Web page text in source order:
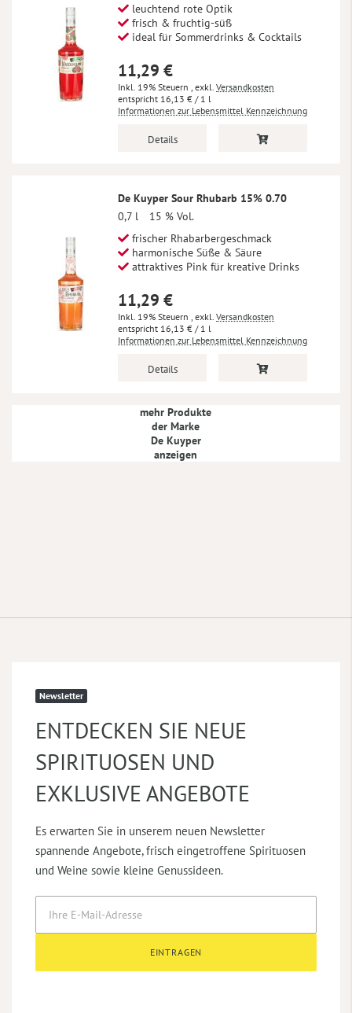
leuchtend rote Optik
frisch & fruchtig-süß
ideal für Sommerdrinks & Cocktails
11,29 €
Inkl. 19% Steuern exkl. Versandkosten
16,13 € / 1 l
Informationen zur Lebensmittel Kennzeichnung
Details
De Kuyper Sour Rhubarb 15% 0.70
0,7 l
15 % Vol.
frischer Rhabarbergeschmack
harmonische Süße & Säure
attraktives Pink für kreative Drinks
11,29 €
Inkl. 19% Steuern exkl. Versandkosten
16,13 € / 1 l
Informationen zur Lebensmittel Kennzeichnung
Details
mehr Produkte
der Marke
De Kuyper
anzeigen
Newsletter
ENTDECKEN SIE NEUE
SPIRITUOSEN UND
EXKLUSIVE ANGEBOTE
Es erwarten Sie in unserem neuen Newsletter
spannende Angebote, frisch eingetroffene Spirituosen
und Weine sowie kleine Genussideen.
EINTRAGEN